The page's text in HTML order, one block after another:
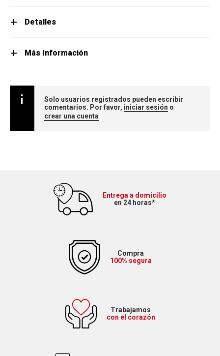
Detalles
Más Información
Solo usuarios registrados pueden escribir
comentarios. Por favor, iniciar sesión o
crear una cuenta
Entrega a domicilio
en 24 horas*
Compra
100% segura
Trabajamos
con el corazón